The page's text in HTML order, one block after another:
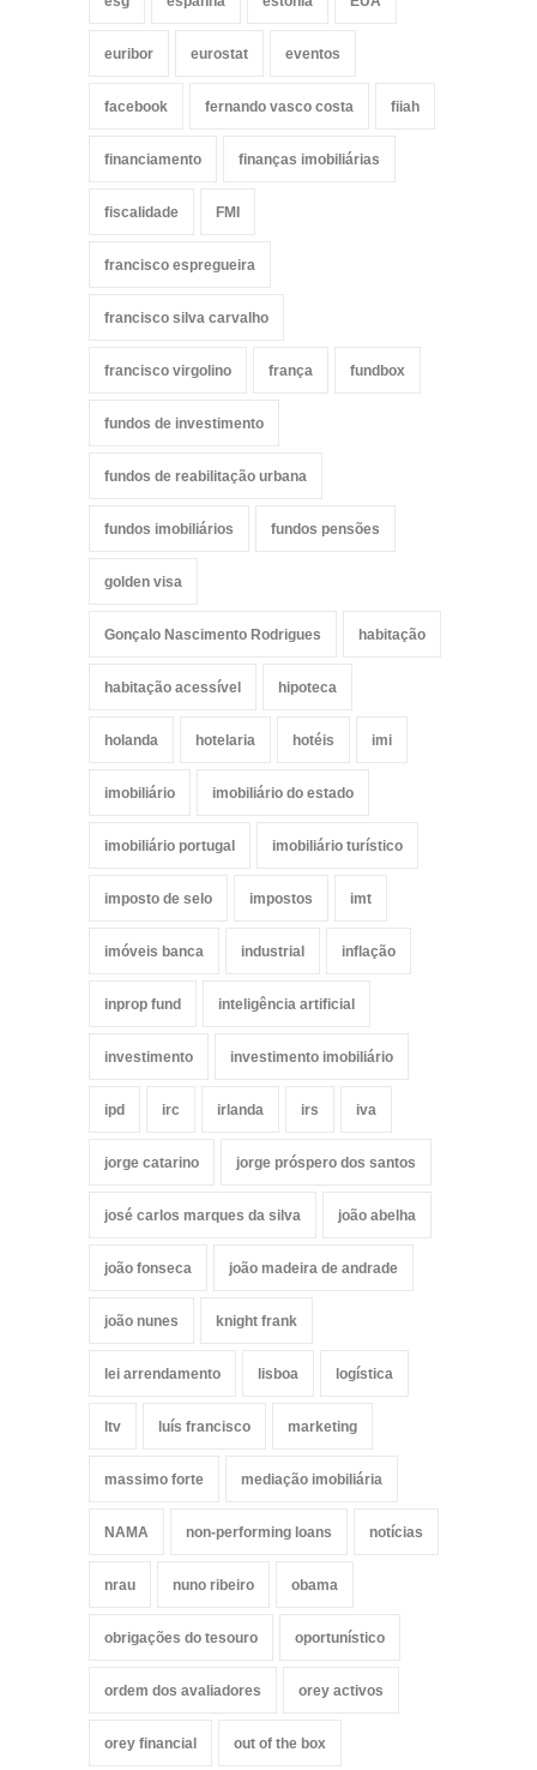
euribor eurostat eventos
facebook fernando vasco costa fiiah
financiamento finanças imobiliárias
fiscalidade FMI
francisco espregueira
francisco silva carvalho
francisco virgolino frança fundbox
fundos de investimento
fundos de reabilitação urbana
fundos imobiliários fundos pensões
golden visa
Gonçalo Nascimento Rodrigues habitação
habitação acessível hipoteca
holanda hotelaria hotéis imi
imobiliário imobiliário do estado
imobiliário portugal imobiliário turístico
imposto de selo impostos imt
imóveis banca industrial inflação
inprop fund inteligência artificial
investimento investimento imobiliário
ipd irc irlanda irs iva
jorge catarino jorge próspero dos santos
josé carlos marques da silva joão abelha
joão fonseca joão madeira de andrade
joão nunes knight frank
lei arrendamento lisboa logística
ltv luís francisco marketing
massimo forte mediação imobiliária
NAMA non-performing loans notícias
nrau nuno ribeiro obama
obrigações do tesouro oportunístico
ordem dos avaliadores orey activos
orey financial out of the box